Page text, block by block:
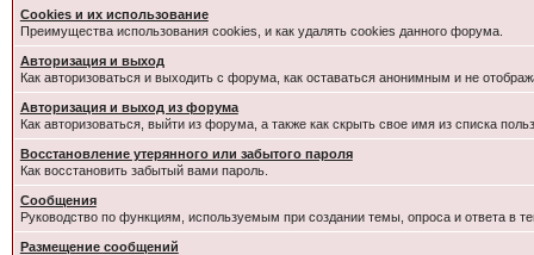
Cookies и их использование
Преимущества использования cookies, и как удалять cookies данного форума.
Авторизация и выход
Как авторизоваться и выходить с форума, как оставаться анонимным и не
Авторизация и выход из форума
Как авторизоваться, выйти из форума, а также как скрыть свое имя из списка
Восстановление утерянного или забытого пароля
Как восстановить забытый вами пароль.
Сообщения
Руководство по функциям, используемым при создании темы, опроса и ответа в
Размещение сообщений